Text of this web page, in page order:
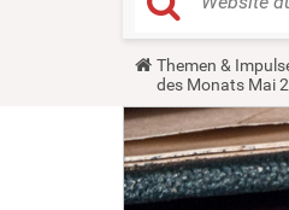
Y
u
a
r
e
h
e
Themen &
des Monats Mai